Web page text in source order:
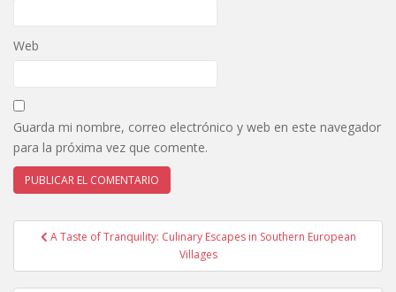
Web
Guarda mi nombre, correo electrónico y web en este navegador
para la próxima vez que comente.
Navegación
entradas
A Taste of Tranquility: Culinary Escapes in Southern European
Villages